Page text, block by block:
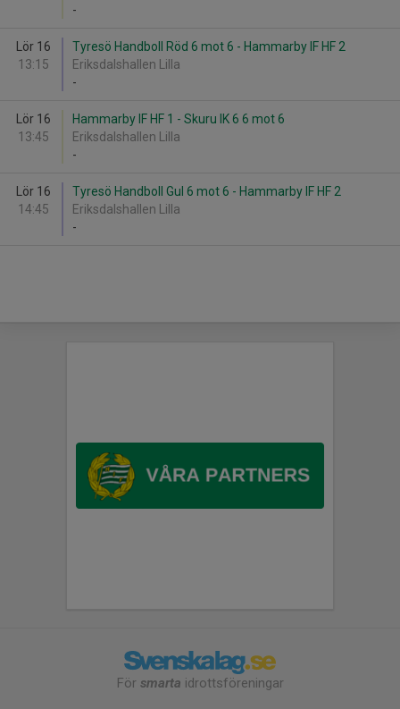
-
Lör 16
13:15
Tyresö Handboll Röd 6 mot 6 - Hammarby IF HF 2
Eriksdalshallen Lilla
-
Lör 16
13:45
Hammarby IF HF 1 - Skuru IK 6 6 mot 6
Eriksdalshallen Lilla
-
Lör 16
14:45
Tyresö Handboll Gul 6 mot 6 - Hammarby IF HF 2
Eriksdalshallen Lilla
-
För smarta idrottsföreningar